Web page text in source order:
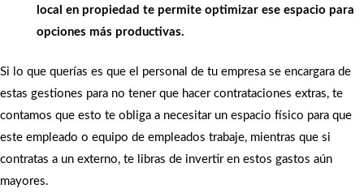
local en propiedad te permite optimizar ese espacio para
opciones más productivas.
Si lo que querías es que el personal de tu empresa se encargara de
estas gestiones para no tener que hacer contrataciones extras, te
contamos que esto te obliga a necesitar un espacio físico para que
este empleado o equipo de empleados trabaje, mientras que si
contratas a un externo, te libras de invertir en estos gastos aún
mayores.